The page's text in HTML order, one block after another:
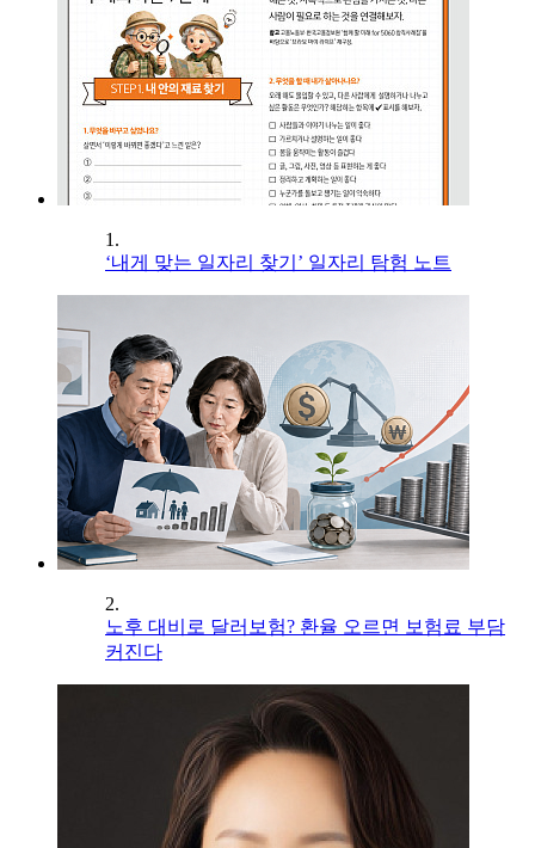
1.
‘내게 맞는 일자리 찾기’ 일자리 탐험 노트
2.
노후 대비로 달러보험? 환율 오르면 보험료 부담
커진다